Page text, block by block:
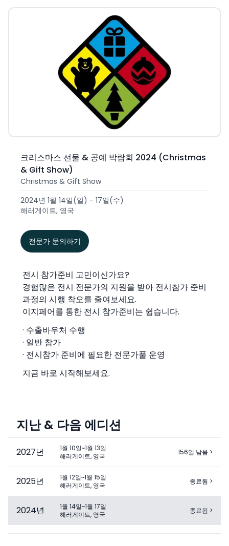
크리스마스 선물 & 공예 박람회 2024 (Christmas
& Gift Show)
Christmas & Gift Show
2024년 1월 14일(일) - 17일(수)
해러게이트, 영국
전문가 문의하기
전시 참가준비 고민이신가요?
경험많은 전시 전문가의 지원을 받아 전시참가 준비
과정의 시행 착오를 줄여보세요.
이지페어를 통한 전시 참가준비는 쉽습니다.
· 수출바우처 수행
· 일반 참가
· 전시참가 준비에 필요한 전문가풀 운영
지금 바로 시작해보세요.
지난 & 다음 에디션
2027년
1월 10일~1월 13일
해러게이트, 영국
156일 남음 >
2025년
1월 12일~1월 15일
해러게이트, 영국
종료됨 >
2024년
1월 14일~1월 17일
해러게이트, 영국
종료됨 >